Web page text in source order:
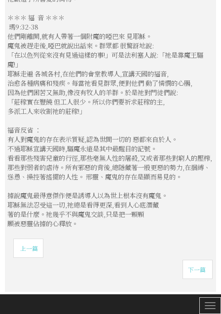
＊＊＊ 福 音 ＊＊＊
瑪9:32-38
他們剛離開,就有人帶著一個附魔的啞巴來 見耶穌。
魔鬼被趕走後,啞巴就說出話來。群眾都 很驚訝地說:
「在以色列從來沒有見過這樣的事!」可是法利塞人說:「祂是靠魔王驅
魔!」
耶穌走遍 各城各村,在他們的會堂教導人,宣講天國的福音,
治愈各種病痛和殘疾。每當祂看見群眾,便對他們 動了憐憫的心腸,
因為他們困苦又無助,像沒有牧人的羊群。於是祂對門徒們說:
「莊稼實在豐饒 但工人很少。所以你們要祈求莊稼的主,
多派工人來收割祂的莊稼!」
福音反省 ：
有人對魔鬼的存在表示質疑,認為世間一切的 惡都來自於人。
不過耶穌宣講天國時,驅魔永遠是其中最醒目的記號。
看看那些殘害兒童的行徑,那些毫無人性的屠殺,又或者那些對窮人的壓榨,
那些對弱者的虐待。所有邪惡的背後,總隱藏著一股更惡的勢力,在捆縛、
慫恿、操控著搖擺的人性。 邢靈、魔鬼的存在是顯而易見的。
據說魔鬼最得意傑作便是誘導人以為世上根本沒有魔鬼。
耶穌無法忍受這一切,祂總是看得更深,看到人心底潛藏
著的是什麼。祂幾乎不與魔鬼交談,只是把一顆顆
願被惡靈佔據的心釋放。
上一篇
下一篇